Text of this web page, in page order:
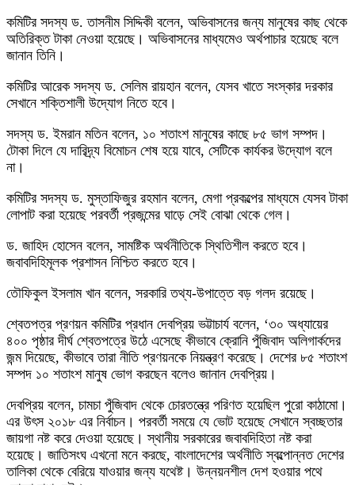
কমিটির সদস্য ড. তাসনীম সিদ্দিকী বলেন, অভিবাসনের জন্য মানুষের কাছ থেকে
অতিরিক্ত টাকা নেওয়া হয়েছে। অভিবাসনের মাধ্যমেও অর্থপাচার হয়েছে বলে
জানান তিনি।
কমিটির আরেক সদস্য ড. সেলিম রায়হান বলেন, যেসব খাতে সংস্কার দরকার
সেখানে শক্তিশালী উদ্যোগ নিতে হবে।
সদস্য ড. ইমরান মতিন বলেন, ১০ শতাংশ মানুষের কাছে ৮৫ ভাগ সম্পদ।
টোকা দিলে যে দারিদ্র্য বিমোচন শেষ হয়ে যাবে, সেটিকে কার্যকর উদ্যোগ বলে
না।
কমিটির সদস্য ড. মুস্তাফিজুর রহমান বলেন, মেগা প্রকল্পের মাধ্যমে যেসব টাকা
লোপাট করা হয়েছে পরবর্তী প্রজন্মের ঘাড়ে সেই বোঝা থেকে গেল।
ড. জাহিদ হোসেন বলেন, সামষ্টিক অর্থনীতিকে স্থিতিশীল করতে হবে।
জবাবদিহিমূলক প্রশাসন নিশ্চিত করতে হবে।
তৌফিকুল ইসলাম খান বলেন, সরকারি তথ্য-উপাত্তে বড় গলদ রয়েছে।
শ্বেতপত্র প্রণয়ন কমিটির প্রধান দেবপ্রিয় ভট্টাচার্য বলেন, ‘৩০ অধ্যায়ের
৪০০ পৃষ্ঠার দীর্ঘ শ্বেতপত্রে উঠে এসেছে কীভাবে ক্রোনি পুঁজিবাদ অলিগার্কদের
জন্ম দিয়েছে, কীভাবে তারা নীতি প্রণয়নকে নিয়ন্ত্রণ করেছে। দেশের ৮৫ শতাংশ
সম্পদ ১০ শতাংশ মানুষ ভোগ করছেন বলেও জানান দেবপ্রিয়।
দেবপ্রিয় বলেন, চামচা পুঁজিবাদ থেকে চোরতন্ত্রে পরিণত হয়েছিল পুরো কাঠামো।
এর উৎস ২০১৮ এর নির্বাচন। পরবর্তী সময়ে যে ভোট হয়েছে সেখানে স্বচ্ছতার
জায়গা নষ্ট করে দেওয়া হয়েছে। স্থানীয় সরকারের জবাবদিহিতা নষ্ট করা
হয়েছে। জাতিসংঘ এখনো মনে করছে, বাংলাদেশের অর্থনীতি স্বল্পোন্নত দেশের
তালিকা থেকে বেরিয়ে যাওয়ার জন্য যথেষ্ট। উন্নয়নশীল দেশ হওয়ার পথে